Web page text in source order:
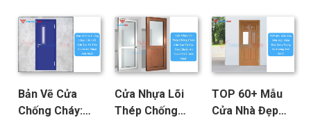
Bản Vẽ Cửa
Chống Cháy:
Cửa Nhựa Lõi
Thép Chống
TOP 60+ Mẫu
Cửa Nhà Đẹp